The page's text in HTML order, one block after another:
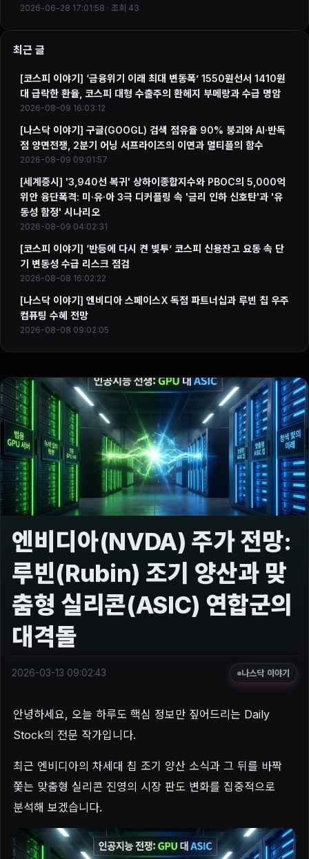
2026-06-28 17:01:58 · 조회 43
최근 글
[코스피 이야기] ‘금융위기 이래 최대 변동폭’ 1550원선서 1410원
대 급락한 환율, 코스피 대형 수출주의 환헤지 부메랑과 수급 명암
2026-08-09 16:03:12
[나스닥 이야기] 구글(GOOGL) 검색 점유율 90% 붕괴와 AI·반독
점 양면전쟁, 2분기 어닝 서프라이즈의 이면과 멀티플의 함수
2026-08-09 09:01:57
[세계증시] '3,940선 복귀' 상하이종합지수와 PBOC의 5,000억
위안 융단폭격: 미·유·아 3극 디커플링 속 '금리 인하 신호탄'과 '유
동성 함정' 시나리오
2026-08-09 04:02:31
[코스피 이야기] ‘반등에 다시 켠 빚투’ 코스피 신용잔고 요동 속 단
기 변동성 수급 리스크 점검
2026-08-08 16:02:22
[나스닥 이야기] 엔비디아 스페이스X 독점 파트너십과 루빈 칩 우주
컴퓨팅 수혜 전망
2026-08-08 09:02:05
엔비디아(NVDA) 주가 전망:
루빈(Rubin) 조기 양산과 맞
춤형 실리콘(ASIC) 연합군의
대격돌
2026-03-13 09:02:43 나스닥 이야기
안녕하세요, 오늘 하루도 핵심 정보만 짚어드리는 Daily
Stock의 전문 작가입니다.
최근 엔비디아의 차세대 칩 조기 양산 소식과 그 뒤를 바짝
쫓는 맞춤형 실리콘 진영의 시장 판도 변화를 집중적으로
분석해 보겠습니다.